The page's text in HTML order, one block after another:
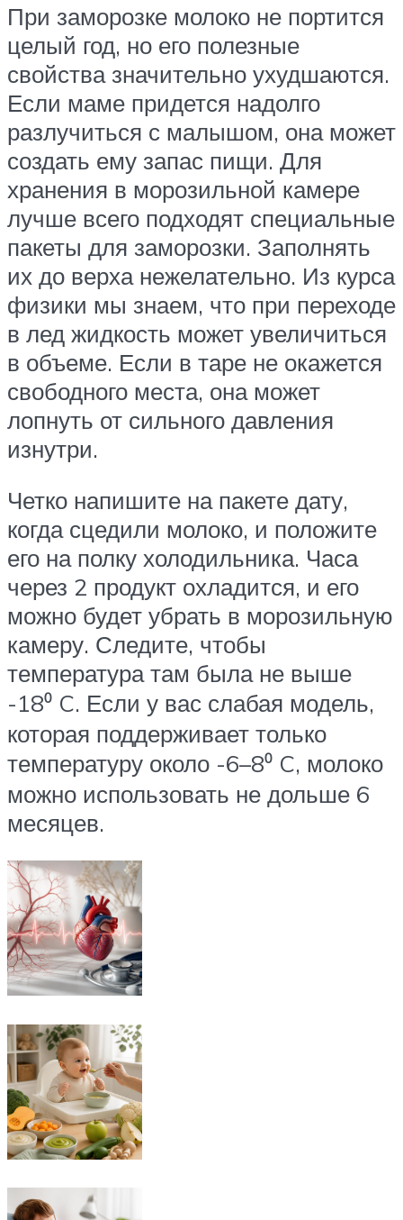
При заморозке молоко не портится
целый год, но его полезные
свойства значительно ухудшаются.
Если маме придется надолго
разлучиться с малышом, она может
создать ему запас пищи. Для
хранения в морозильной камере
лучше всего подходят специальные
пакеты для заморозки. Заполнять
их до верха нежелательно. Из курса
физики мы знаем, что при переходе
в лед жидкость может увеличиться
в объеме. Если в таре не окажется
свободного места, она может
лопнуть от сильного давления
изнутри.
Четко напишите на пакете дату,
когда сцедили молоко, и положите
его на полку холодильника. Часа
через 2 продукт охладится, и его
можно будет убрать в морозильную
камеру. Следите, чтобы
температура там была не выше
-18⁰ C. Если у вас слабая модель,
которая поддерживает только
температуру около -6–8⁰ C, молоко
можно использовать не дольше 6
месяцев.